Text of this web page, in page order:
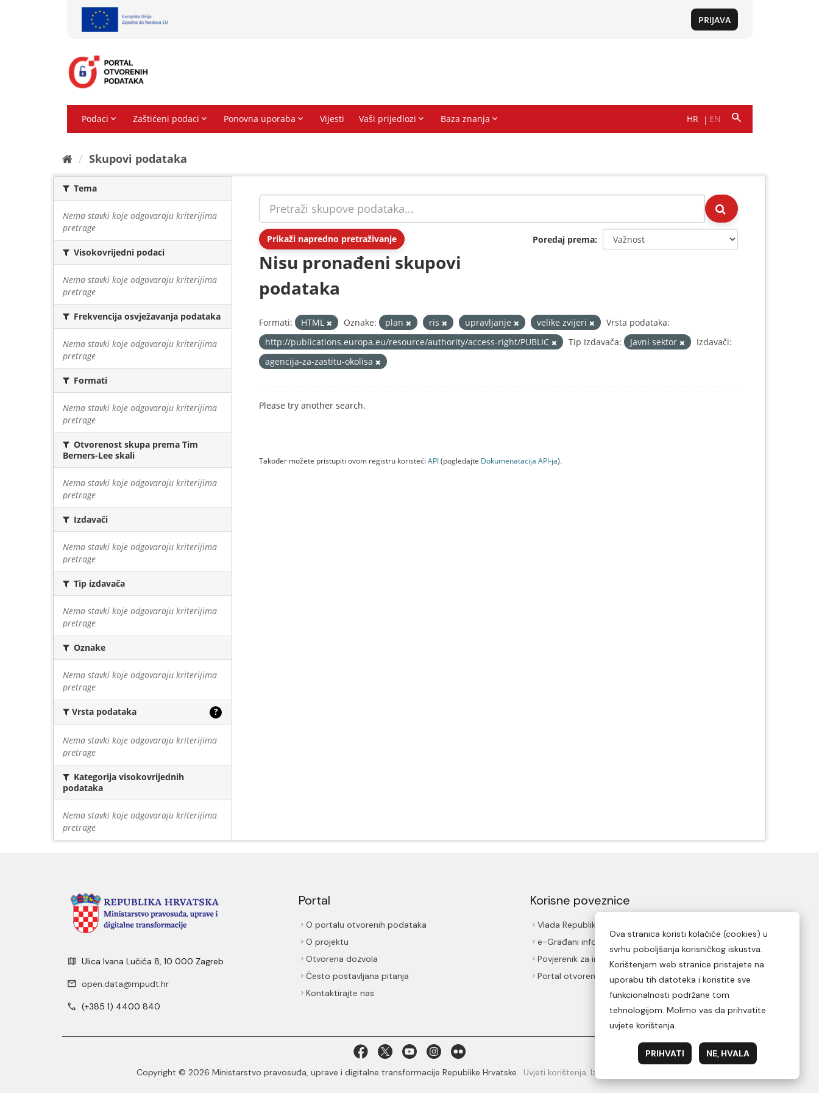
Skupovi podаtаkа
Tema
Nema stavki koje odgovaraju kriterijima
pretrage
Visokovrijedni podaci
Nema stavki koje odgovaraju kriterijima
pretrage
Frekvencija osvježavanja podataka
Nema stavki koje odgovaraju kriterijima
pretrage
Formati
Nema stavki koje odgovaraju kriterijima
pretrage
Otvorenost skupa prema Tim
Berners-Lee skali
Nema stavki koje odgovaraju kriterijima
pretrage
Izdavači
Nema stavki koje odgovaraju kriterijima
pretrage
Tip izdavača
Nema stavki koje odgovaraju kriterijima
pretrage
Oznake
Nema stavki koje odgovaraju kriterijima
pretrage
Vrsta podataka ?
Nema stavki koje odgovaraju kriterijima
pretrage
Kategorija visokovrijednih
podataka
Nema stavki koje odgovaraju kriterijima
pretrage
Prikaži napredno pretraživanje Poredaj prema
Nisu pronađeni skupovi
podataka
Formati: HTML Oznake: plan ris upravljanje velike zvijeri
Vrsta podataka:
http://publications.europa.eu/resource/authority/access-right/PUBLIC
Tip Izdavača: Javni sektor
Izdavači:
agencija-za-zastitu-okolisa
Please try another search.
Također možete pristupiti ovom registru koristeći API(pogledajte Dokumenаtаcijа API-jа).